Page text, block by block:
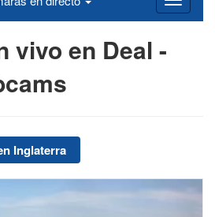
vivo en Deal -
Inglaterra